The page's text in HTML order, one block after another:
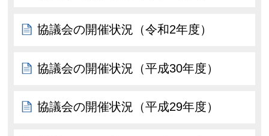
協議会の開催状況（令和2年度）
協議会の開催状況（平成30年度）
協議会の開催状況（平成29年度）